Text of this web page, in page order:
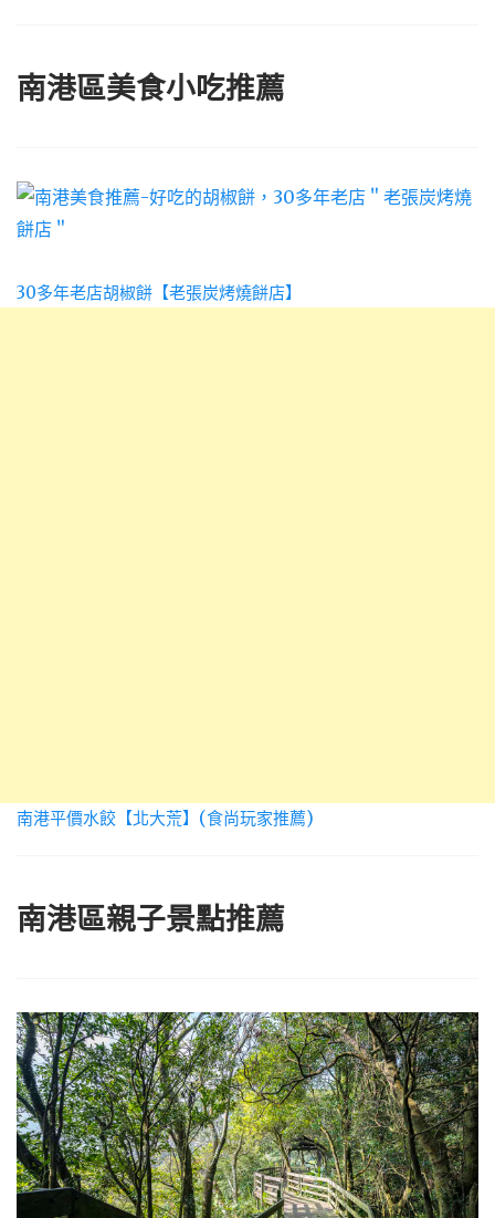
南港區美食小吃推薦
30多年老店胡椒餅【老張炭烤燒餅店】
南港平價水餃【北大荒】(食尚玩家推薦)
南港區親子景點推薦